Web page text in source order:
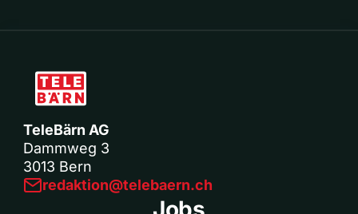
TeleBärn AG
Dammweg 3
3013 Bern
redaktion@telebaern.ch